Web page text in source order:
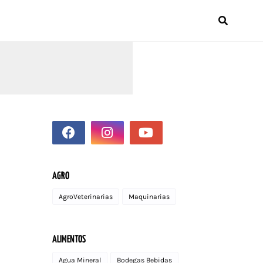
AGRO
AgroVeterinarias Maquinarias
ALIMENTOS
Agua Mineral Bodegas Bebidas